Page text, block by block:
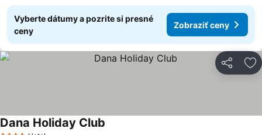
Vyberte dátumy a pozrite si presné
ceny
Zobraziť ceny
Zdieľať
Dana Holiday Club